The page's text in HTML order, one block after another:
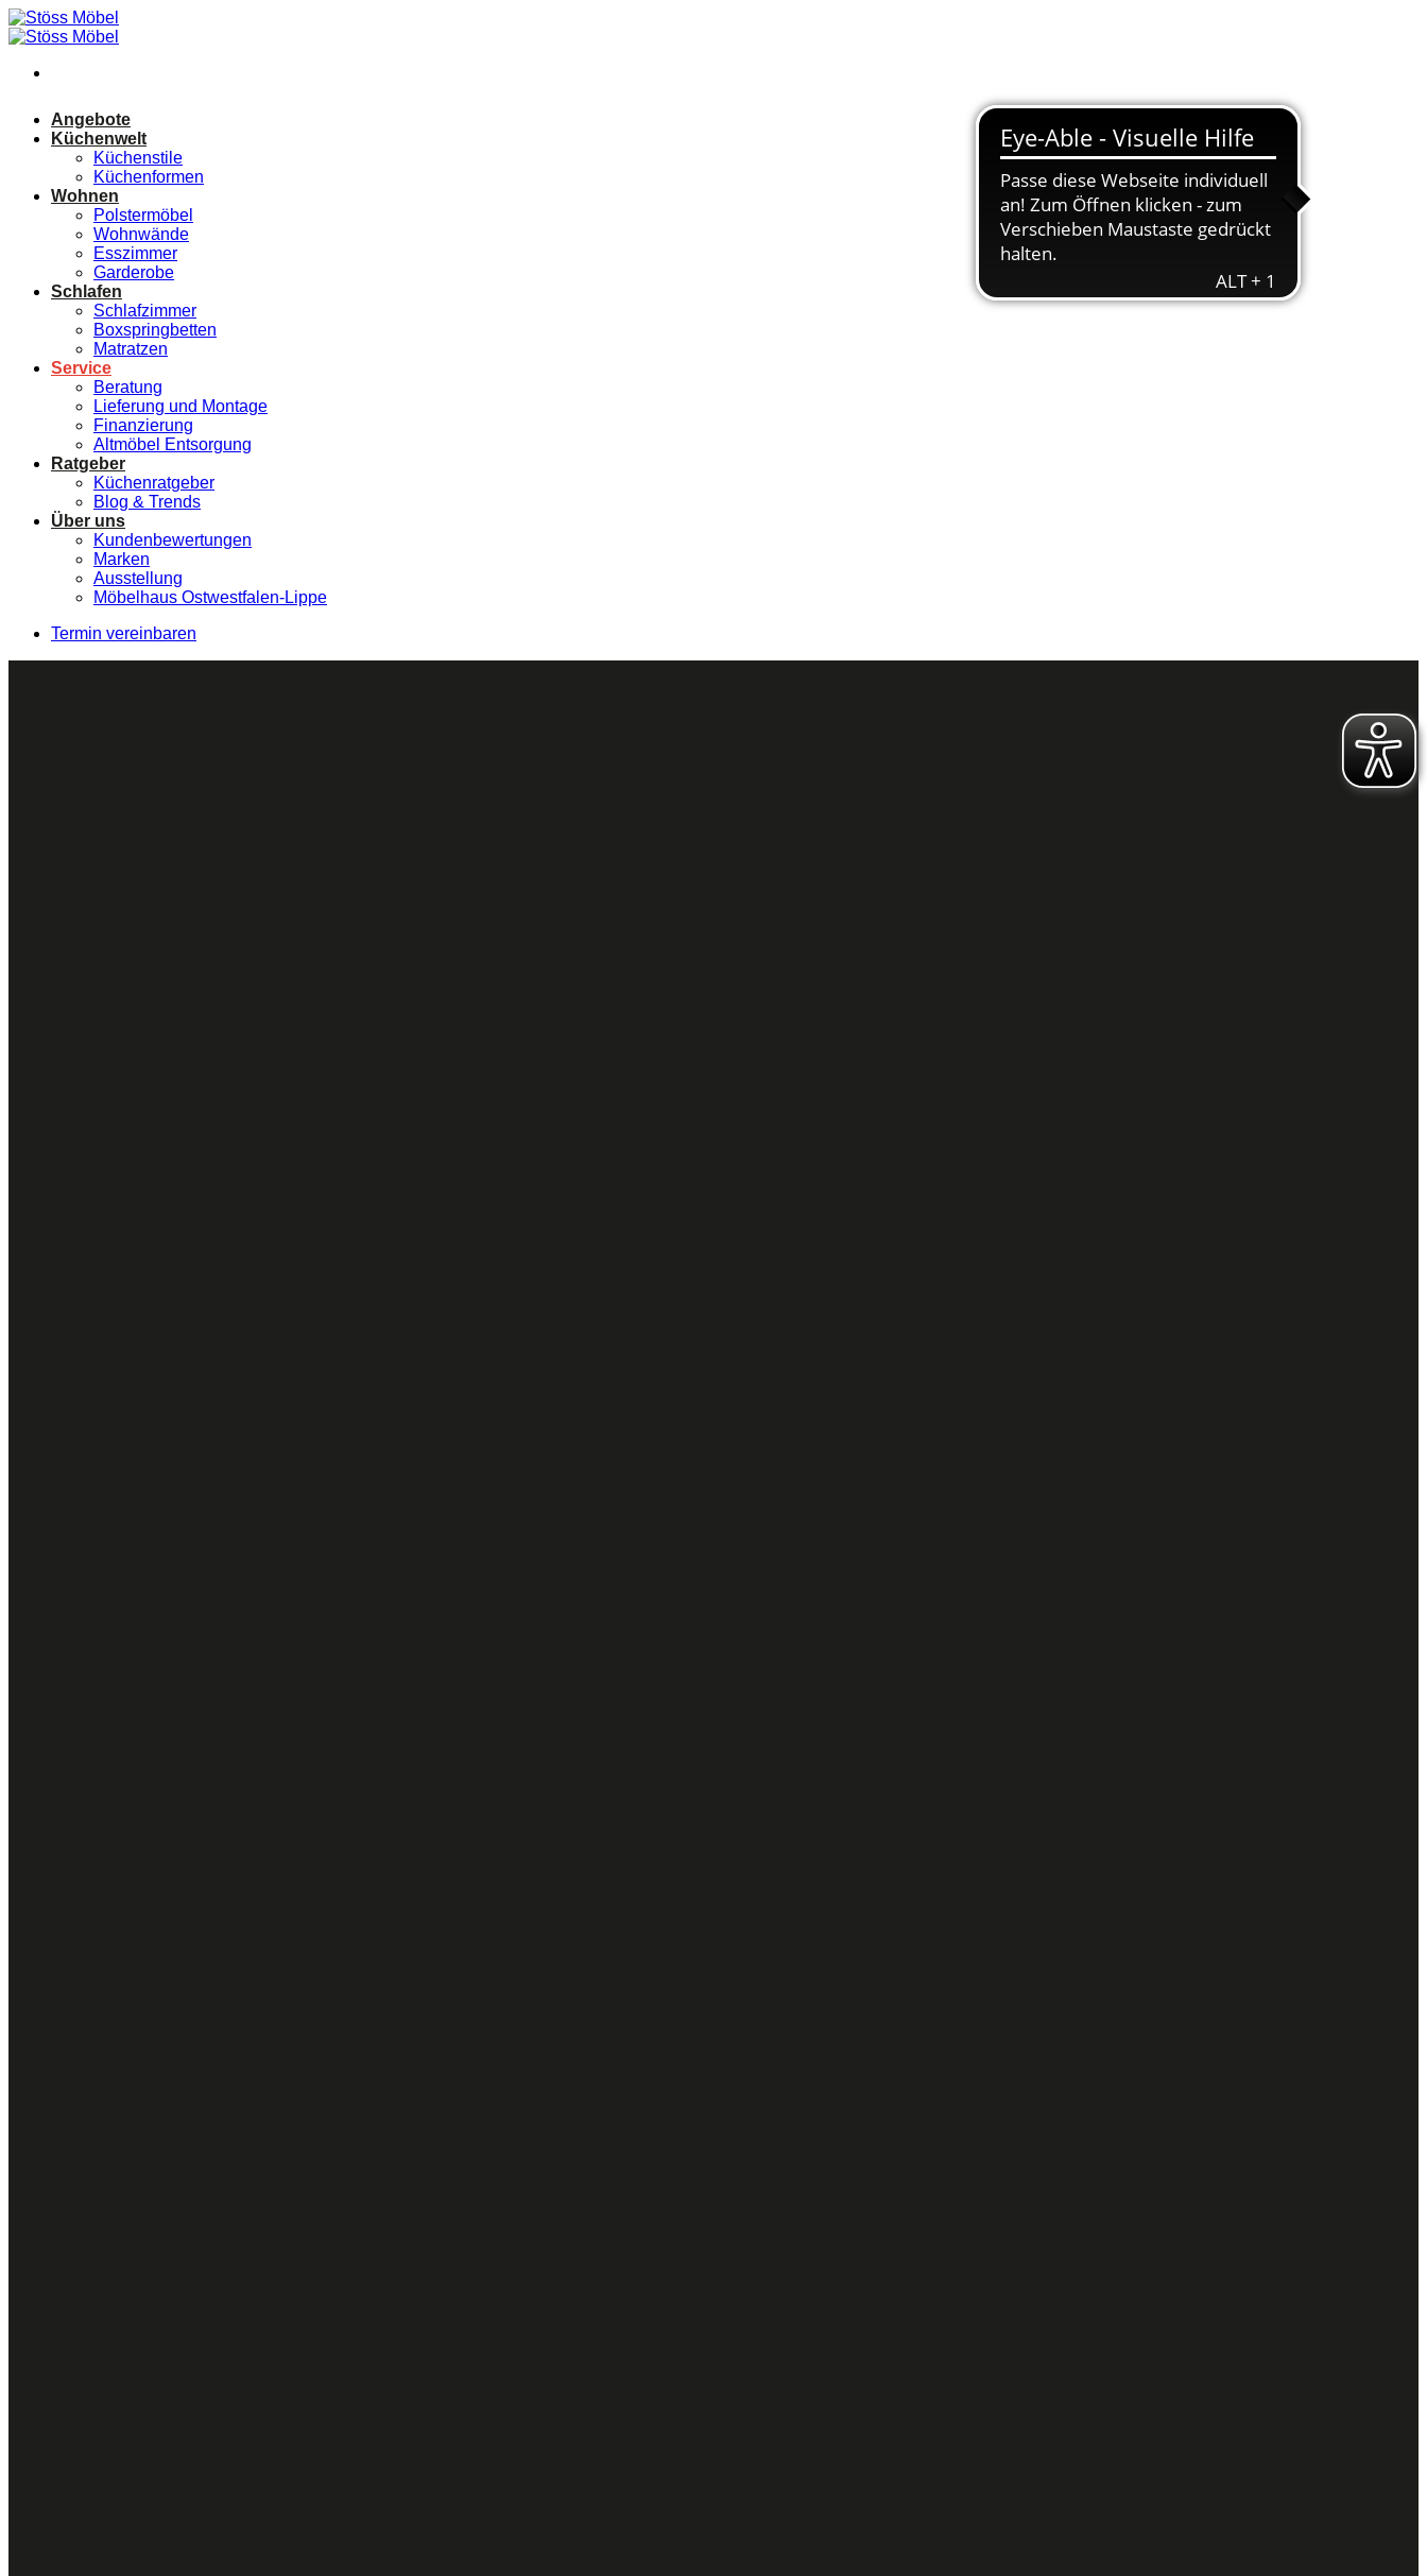
Zum
Inhalt
Angebote
Küchenwelt
Küchenstile
Küchenformen
Wohnen
Polstermöbel
Wohnwände
Esszimmer
Garderobe
Schlafen
Schlafzimmer
Boxspringbetten
Matratzen
Service
Beratung
Lieferung und Montage
Finanzierung
Altmöbel Entsorgung
Ratgeber
Küchenratgeber
Blog & Trends
Über uns
Kundenbewertungen
Marken
Ausstellung
Möbelhaus Ostwestfalen-Lippe
Termin vereinbaren